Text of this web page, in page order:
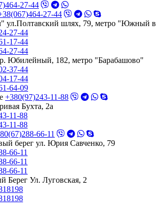
27-44
27-44
ул.Полтавский шлях, 79, метро "Южный
27-44
17-44
27-44
Юбилейный, 182, метро "Барабашово"
37-44
17-44
64-09
+380(97)243-11-88
Бухта, 2а
11-88
11-88
66-11
берег ул. Юрия Савченко, 79
66-11
66-11
66-11
Берег Ул. Луговская, 2